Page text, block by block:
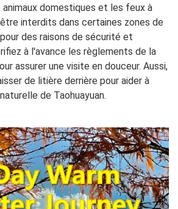
animaux domestiques et les feux à
interdits dans certaines zones de
des raisons de sécurité et
à l'avance les règlements de la
assurer une visite en douceur. Aussi,
de litière derrière pour aider à
de Taohuayuan.